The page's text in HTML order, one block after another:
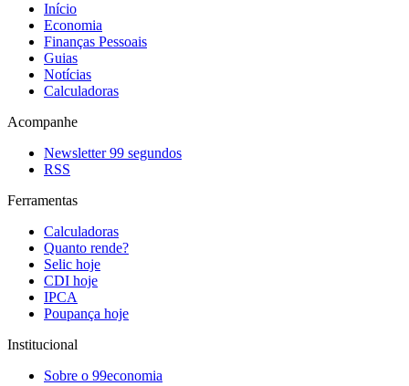
Início
Economia
Finanças Pessoais
Guias
Notícias
Calculadoras
Acompanhe
Newsletter 99 segundos
RSS
Ferramentas
Calculadoras
Quanto rende?
Selic hoje
CDI hoje
IPCA
Poupança hoje
Institucional
Sobre o 99economia